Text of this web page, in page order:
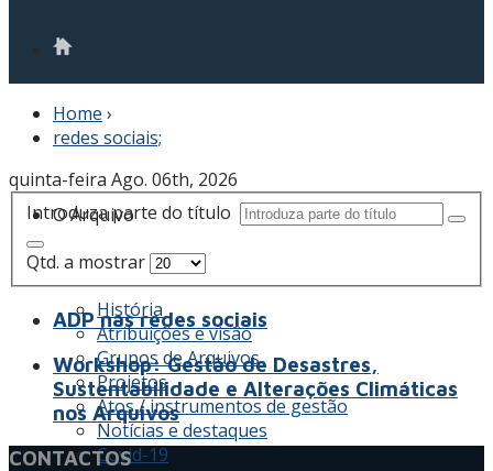
O Arquivo
História
Atribuições e visão
Grupos de Arquivos
Projetos
Atos / instrumentos de gestão
Notícias e destaques
Covid-19
Home ›
redes sociais;
quinta-feira Ago. 06th, 2026
Introduza parte do título
Qtd. a mostrar
ADP nas redes sociais
Workshop: Gestão de Desastres,
Sustentabilidade e Alterações Climáticas
nos Arquivos
CONTACTOS